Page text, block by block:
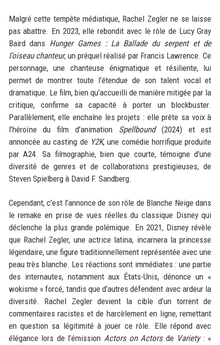
Malgré cette tempête médiatique, Rachel Zegler ne se laisse
pas abattre. En 2023, elle rebondit avec le rôle de Lucy Gray
Baird dans Hunger Games : La Ballade du serpent et de
l’oiseau chanteur, un préquel réalisé par Francis Lawrence. Ce
personnage, une chanteuse énigmatique et résiliente, lui
permet de montrer toute l’étendue de son talent vocal et
dramatique. Le film, bien qu’accueilli de manière mitigée par la
critique, confirme sa capacité à porter un blockbuster.
Parallèlement, elle enchaîne les projets : elle prête sa voix à
l’héroïne du film d’animation Spellbound(2024) et est
annoncée au casting de Y2K, une comédie horrifique produite
par A24. Sa filmographie, bien que courte, témoigne d’une
diversité de genres et de collaborations prestigieuses, de
Steven Spielberg à David F. Sandberg.
Cependant, c’est l’annonce de son rôle de Blanche Neige dans
le remake en prise de vues réelles du classique Disney qui
déclenche la plus grande polémique. En 2021, Disney révèle
que Rachel Zegler, une actrice latina, incarnera la princesse
légendaire, une figure traditionnellement représentée avec une
peau très blanche. Les réactions sont immédiates : une partie
des internautes, notamment aux États-Unis, dénonce un «
wokisme » forcé, tandis que d’autres défendent avec ardeur la
diversité. Rachel Zegler devient la cible d’un torrent de
commentaires racistes et de harcèlement en ligne, remettant
en question sa légitimité à jouer ce rôle. Elle répond avec
élégance lors de l’émission Actors on Actorsde Variety: «